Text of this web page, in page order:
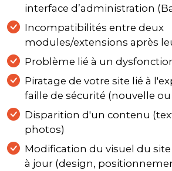
interface d’administration
Incompatibilités entre deux
modules/extensions après
Problème lié à un
Piratage de votre site lié à
faille de sécurité (nouvelle
Disparition d'un contenu
photos)
Modification du visuel du
à jour (design,